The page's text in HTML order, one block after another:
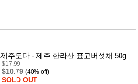
제주도다 - 제주 한라산 표고버섯채 50g
$17.99
$10.79 (40% off)
SOLD OUT